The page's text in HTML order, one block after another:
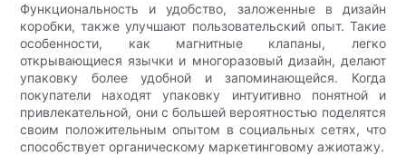
Функциональность и удобство, заложенные в дизайн
коробки, также улучшают пользовательский опыт. Такие
особенности, как магнитные клапаны, легко
открывающиеся язычки и многоразовый дизайн, делают
упаковку более удобной и запоминающейся. Когда
покупатели находят упаковку интуитивно понятной и
привлекательной, они с большей вероятностью поделятся
своим положительным опытом в социальных сетях, что
способствует органическому маркетинговому ажиотажу.